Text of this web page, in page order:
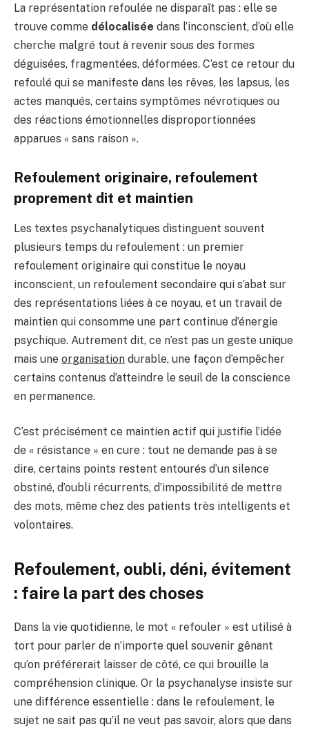
La représentation refoulée ne disparaît pas : elle se
trouve comme délocalisée dans l’inconscient, d’où elle
cherche malgré tout à revenir sous des formes
déguisées, fragmentées, déformées. C’est ce retour du
refoulé qui se manifeste dans les rêves, les lapsus, les
actes manqués, certains symptômes névrotiques ou
des réactions émotionnelles disproportionnées
apparues « sans raison ».
Refoulement originaire, refoulement
proprement dit et maintien
Les textes psychanalytiques distinguent souvent
plusieurs temps du refoulement : un premier
refoulement originaire qui constitue le noyau
inconscient, un refoulement secondaire qui s’abat sur
des représentations liées à ce noyau, et un travail de
maintien qui consomme une part continue d’énergie
psychique. Autrement dit, ce n’est pas un geste unique
mais une organisation durable, une façon d’empêcher
certains contenus d’atteindre le seuil de la conscience
en permanence.
C’est précisément ce maintien actif qui justifie l’idée
de « résistance » en cure : tout ne demande pas à se
dire, certains points restent entourés d’un silence
obstiné, d’oubli récurrents, d’impossibilité de mettre
des mots, même chez des patients très intelligents et
volontaires.
Refoulement, oubli, déni, évitement
: faire la part des choses
Dans la vie quotidienne, le mot « refouler » est utilisé à
tort pour parler de n’importe quel souvenir gênant
qu’on préférerait laisser de côté, ce qui brouille la
compréhension clinique. Or la psychanalyse insiste sur
une différence essentielle : dans le refoulement, le
sujet ne sait pas qu’il ne veut pas savoir, alors que dans